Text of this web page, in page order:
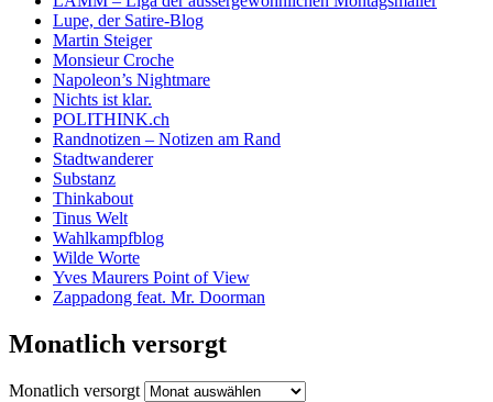
Lupe, der Satire-Blog
Martin Steiger
Monsieur Croche
Napoleon’s Nightmare
Nichts ist klar.
POLITHINK.ch
Randnotizen – Notizen am Rand
Stadtwanderer
Substanz
Thinkabout
Tinus Welt
Wahlkampfblog
Wilde Worte
Yves Maurers Point of View
Zappadong feat. Mr. Doorman
Monatlich versorgt
Monatlich versorgt